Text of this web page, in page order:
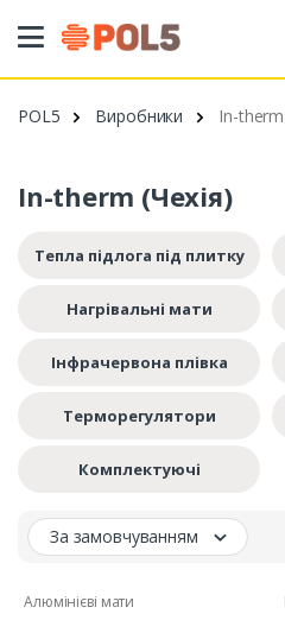
POL5 Виробники In-therm
In-therm (Чехія)
Тепла підлога під плитку
Нагрівальні мати
Інфрачервона плівка
Терморегулятори
Комплектуючі
За замовчуванням
Алюмінієві мати